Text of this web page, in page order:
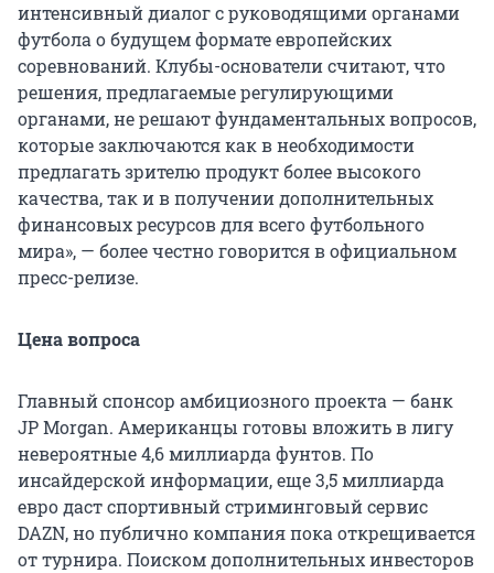
интенсивный диалог с руководящими органами
футбола о будущем формате европейских
соревнований. Клубы-основатели считают, что
решения, предлагаемые регулирующими
органами, не решают фундаментальных вопросов,
которые заключаются как в необходимости
предлагать зрителю продукт более высокого
качества, так и в получении дополнительных
финансовых ресурсов для всего футбольного
мира», — более честно говорится в официальном
пресс-релизе.
Цена вопроса
Главный спонсор амбициозного проекта — банк
JP Morgan. Американцы готовы вложить в лигу
невероятные 4,6 миллиарда фунтов. По
инсайдерской информации, еще 3,5 миллиарда
евро даст спортивный стриминговый сервис
DAZN, но публично компания пока открещивается
от турнира. Поиском дополнительных инвесторов